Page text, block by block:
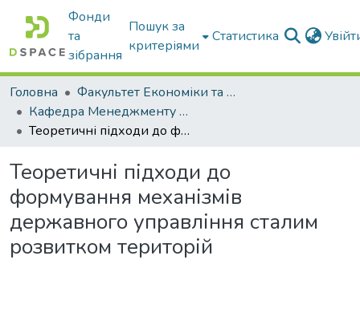
Фонди
та
зібрання
Пошук за
критеріями
Статистика
Головна
Факультет Економіки та бізнесу
Кафедра Менеджменту та публічного адміністрування
Теоретичні підходи до формування механізмів державного управління сталим розвитком територій
Теоретичні підходи до
формування механізмів
державного управління сталим
розвитком територій